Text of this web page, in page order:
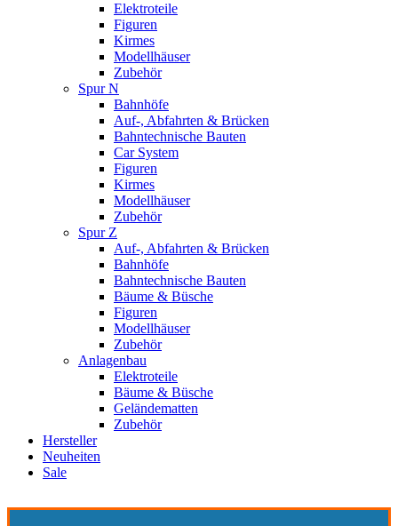
Elektroteile
Figuren
Kirmes
Modellhäuser
Zubehör
Spur N
Bahnhöfe
Auf-, Abfahrten & Brücken
Bahntechnische Bauten
Car System
Figuren
Kirmes
Modellhäuser
Zubehör
Spur Z
Auf-, Abfahrten & Brücken
Bahnhöfe
Bahntechnische Bauten
Bäume & Büsche
Figuren
Modellhäuser
Zubehör
Anlagenbau
Elektroteile
Bäume & Büsche
Geländematten
Zubehör
Hersteller
Neuheiten
Sale